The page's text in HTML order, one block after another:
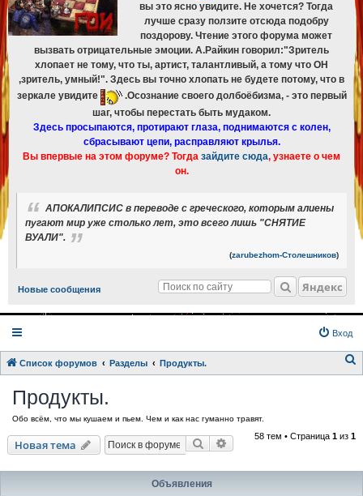
вы это ясно увидите. Не хочется? Тогда
лучше сразу ползите отсюда подобру
поздорову. Чтение этого форума может
вызвать отрицательные эмоции. А.Райкин говорил:"Зритель
хлопает не тому, что ты, артист, талантливый, а тому что ОН
,зритель, умный!". Здесь вы точно хлопать не будете потому, что в
зеркале увидите
.Осознание своего долбоёбизма, - это первый
шаг, чтобы перестать быть мудаком.
Здесь просыпаются, протирают глаза, поднимаются с колен,
сбрасывают цепи, расправляют крылья.
Вы впервые на этом форуме? Тогда зайдите сюда, узнаете о чем
он.
АПОКАЛИПСИС в переводе с греческого, которым алиены
пугают мир уже столько лет, это всего лишь "СНЯТИЕ
ВУАЛИ".
(zarubezhom-Столешников)
Новые сообщения Яндекс
Вход
Список форумов Разделы Продукты.
Продукты.
Обо всём, что мы кушаем и пьем. Чем и как нас гуманно травят.
Новая тема Поиск Расширенный поиск
58 тем • Страница 1 из 1
Объявления